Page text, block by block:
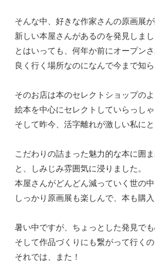
そんな中、好きな作家さんの原画展
新しい本屋さんがあるのを発見しまし
とはいっても、何年か前にオープン
良く行く場所なのになんで今まで知
そのお店は本のセレクトショップの
絵本を中心にセレクトしていらっし
そして昨今、活字離れが激しい私に
こだわりの詰まった魅力的な本に囲
と、しみじみ雰囲気に浸りました。
本屋さんがどんどん減っていく世の
しっかり原画展も楽しんで、本も購入
暑い中ですが、ちょっとした発見でも
そして作品づくりにも繋がって行くの
それでは、また！